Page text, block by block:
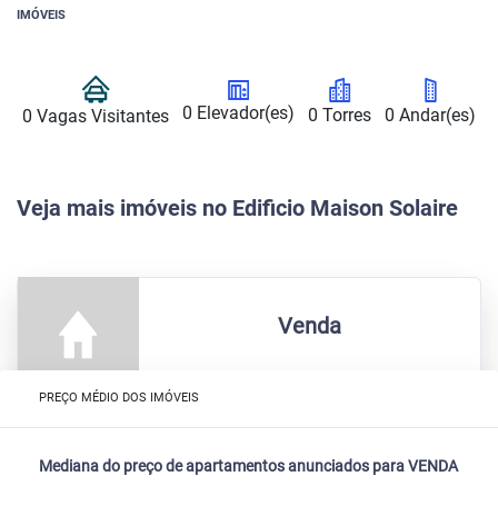
IMÓVEIS
0 Vagas Visitantes 0 Elevador(es) 0 Torres 0 Andar(es)
Veja mais imóveis no Edificio Maison Solaire
Venda
PREÇO MÉDIO DOS IMÓVEIS
Mediana do preço de apartamentos anunciados para VENDA